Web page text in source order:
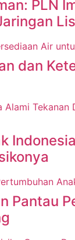
PLN
dan
Pantau